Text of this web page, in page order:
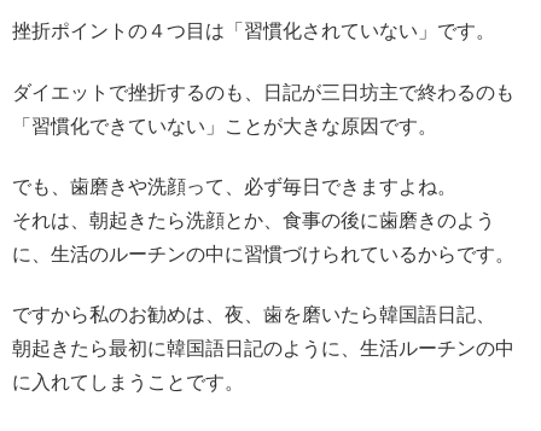
挫折ポイントの４つ目は「習慣化されていない」です。
ダイエットで挫折するのも、日記が三日坊主で終わるのも
「習慣化できていない」ことが大きな原因です。
でも、歯磨きや洗顔って、必ず毎日できますよね。
それは、朝起きたら洗顔とか、食事の後に歯磨きのよう
に、生活のルーチンの中に習慣づけられているからです。
ですから私のお勧めは、夜、歯を磨いたら韓国語日記、
朝起きたら最初に韓国語日記のように、生活ルーチンの中
に入れてしまうことです。